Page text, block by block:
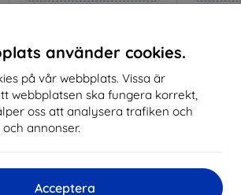
använder cookies.
på vår webbplats. Vissa är
webbplatsen ska fungera korrekt,
oss att analysera trafiken och
annonser.
Acceptera
I lager > 5 st I
-10%